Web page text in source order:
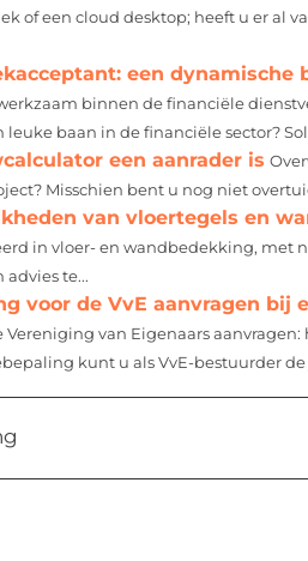
of een cloud desktop; heeft u er al
een dynamische
binnen de financiële
leuke baan in de financiële sector?
een aanrader is
Misschien bent u nog niet
van vloertegels en
in vloer- en wandbedekking, met
te...
voor de VvE aanvragen bij
van Eigenaars
kunt u als VvE-bestuurder de